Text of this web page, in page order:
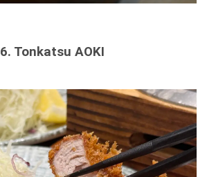
6. Tonkatsu AOKI